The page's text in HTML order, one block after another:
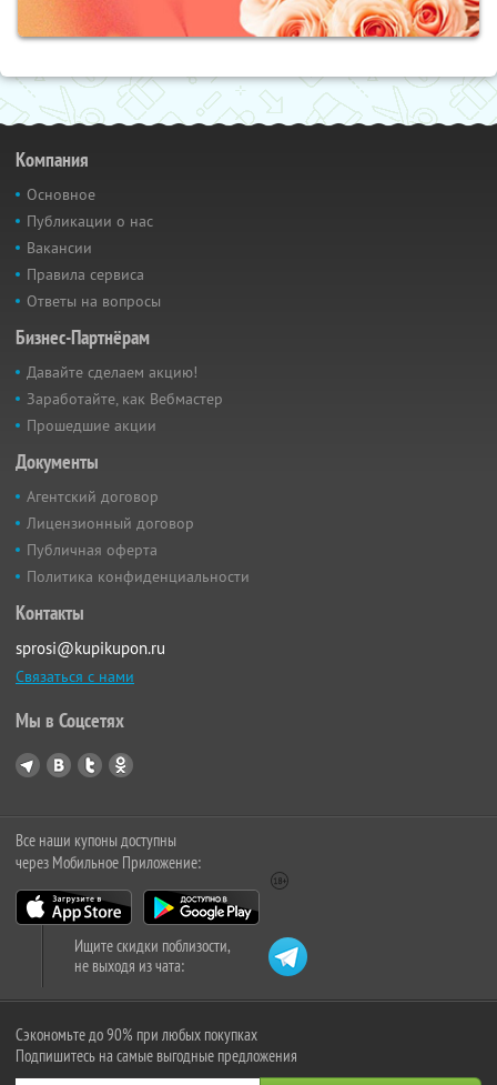
Компания
Основное
Публикации о нас
Вакансии
Правила сервиса
Ответы на вопросы
Бизнес-Партнёрам
Давайте сделаем акцию!
Заработайте, как Вебмастер
Прошедшие акции
Документы
Агентский договор
Лицензионный договор
Публичная оферта
Политика конфиденциальности
Контакты
sprosi@kupikupon.ru
Связаться с нами
Мы в Соцсетях
Все наши купоны доступны
через Мобильное Приложение:
Ищите скидки поблизости,
не выходя из чата:
Сэкономьте до 90% при любых покупках
Подпишитесь на самые выгодные предложения